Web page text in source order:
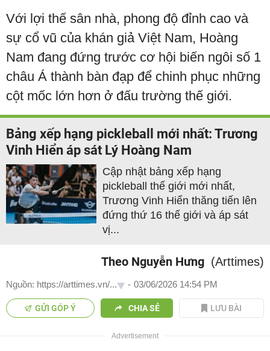
Với lợi thế sân nhà, phong độ đỉnh cao và
sự cổ vũ của khán giả Việt Nam, Hoàng
Nam đang đứng trước cơ hội biến ngôi số 1
châu Á thành bàn đạp để chinh phục những
cột mốc lớn hơn ở đấu trường thế giới.
Bảng xếp hạng pickleball mới nhất: Trương
Vinh Hiển áp sát Lý Hoàng Nam
Cập nhật bảng xếp hạng
pickleball thế giới mới nhất,
Trương Vinh Hiển thăng tiến lên
đứng thứ 16 thế giới và áp sát
vị...
Theo Nguyễn Hưng (Arttimes)
Nguồn: https://arttimes.vn/... - 03/06/2026 14:54 PM
GỬI GÓP Ý CHIA SẺ LƯU BÀI